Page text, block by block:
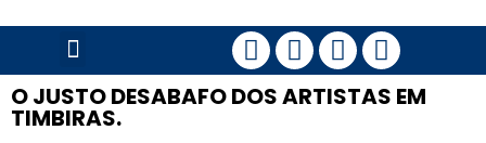
O JUSTO DESABAFO DOS ARTISTAS EM
TIMBIRAS.